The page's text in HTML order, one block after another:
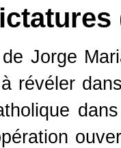
de Jorge
révéler